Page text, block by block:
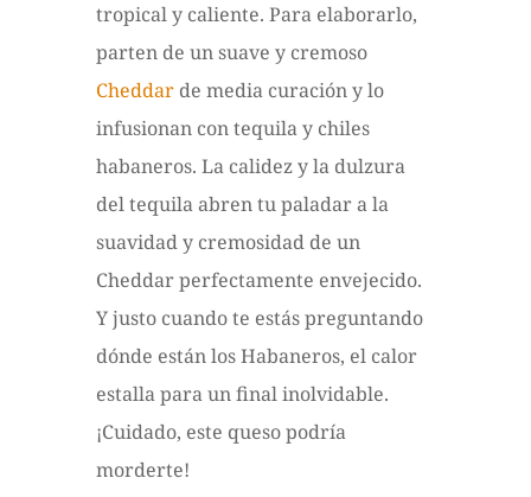
tropical y caliente. Para elaborarlo,
parten de un suave y cremoso
Cheddarde media curación y lo
infusionan con tequila y chiles
habaneros. La calidez y la dulzura
del tequila abren tu paladar a la
suavidad y cremosidad de un
Cheddar perfectamente envejecido.
Y justo cuando te estás preguntando
dónde están los Habaneros, el calor
estalla para un final inolvidable.
¡Cuidado, este queso podría
morderte!